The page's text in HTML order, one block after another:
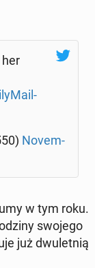
No­vem­
w tym roku.
swojego
już dwu­let­nią